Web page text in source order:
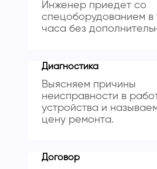
Инженер приедет со
спецоборудованием в
часа без
Диагностика
Выясняем причины
неисправности в
устройства и
цену ремонта.
Договор